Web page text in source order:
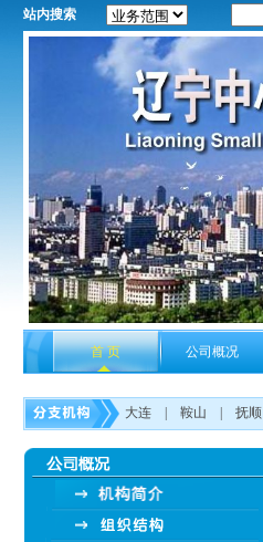
站内搜索
首 页 公司概况
大连 鞍山 抚顺